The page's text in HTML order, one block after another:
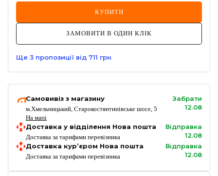
КУПИТИ
ЗАМОВИТИ В ОДИН КЛІК
Ще 3 пропозиції від 711 грн
Самовивіз з магазину
м.Хмельницький, Старокостянтинівське шосе, 5
На мапі
Забрати
12.08
Доставка у відділення Нова пошта
Доставка за тарифами перевізника
Відправка
12.08
Доставка кур’єром Нова пошта
Доставка за тарифами перевізника
Відправка
12.08